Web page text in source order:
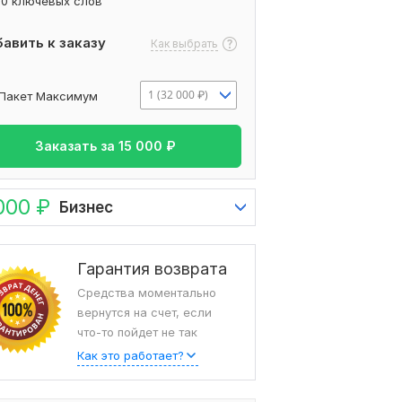
к заказу Как выбрать
Максимум 1 (32 000 ₽)
Заказать за 15 000 ₽
₽ Бизнес
Гарантия возврата
Средства моментально
вернутся на счет, если
что-то пойдет не так
Как это работает?